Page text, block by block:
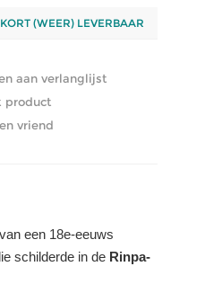
(WEER) LEVERBAAR
een 18e-eeuws
schilderde in de Rinpa-